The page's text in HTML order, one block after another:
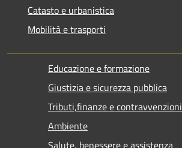
Catasto e urbanistica
Mobilità e trasporti
Educazione e formazione
Giustizia e sicurezza pubblica
Tributi,finanze e contravvenzioni
Ambiente
Salute, benessere e assistenza